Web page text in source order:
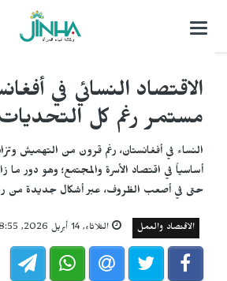
التحكم
الاقتصاد النسائي في
مستمر رغم كل التحديات
النساء في أفغانستان، رغم قرون من التهميش
أساسياً في اقتصاد الأسرة والمجتمع؛ وهو دور ما
حتى في أصعب الظروف، عبر أشكال جديدة من
الاقتصاد والعمل الثلاثاء, 14 أبريل 2026, 08:55